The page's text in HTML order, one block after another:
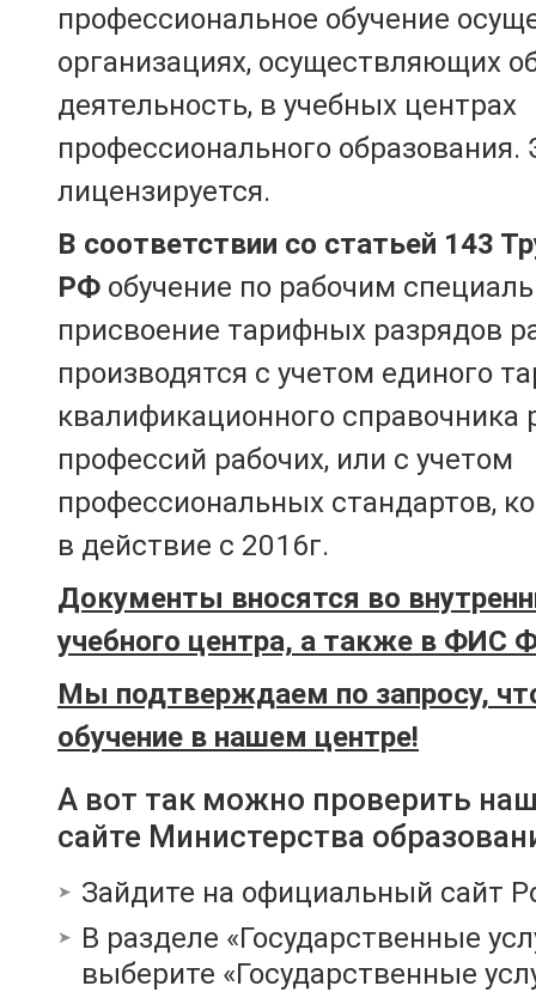
профессиональное обучение
организациях, осуществляющих
деятельность, в учебных центрах
профессионального образования.
лицензируется.
В соответствии со статьей 143
РФ обучение по рабочим
присвоение тарифных разрядов
производятся с учетом единого
квалификационного справочника
профессий рабочих, или с учетом
профессиональных стандартов,
в действие с 2016г.
Документы вносятся во
учебного центра, а также в ФИС
Мы подтверждаем по запросу,
обучение в нашем центре!
А вот так можно проверить
сайте Министерства
Зайдите на официальный сайт
В разделе «Государственные
выберите «Государственные